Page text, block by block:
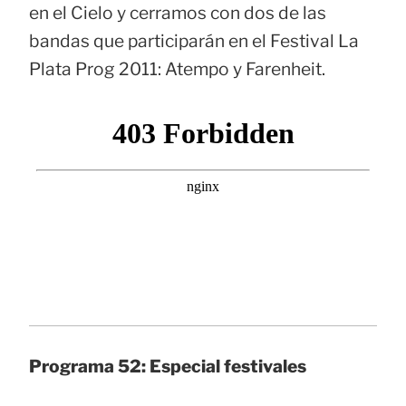
en el Cielo y cerramos con dos de las
bandas que participarán en el Festival La
Plata Prog 2011: Atempo y Farenheit.
Programa 52: Especial festivales